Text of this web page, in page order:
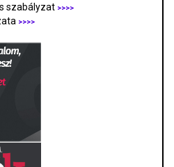
szabályzat >>>>
>>>>